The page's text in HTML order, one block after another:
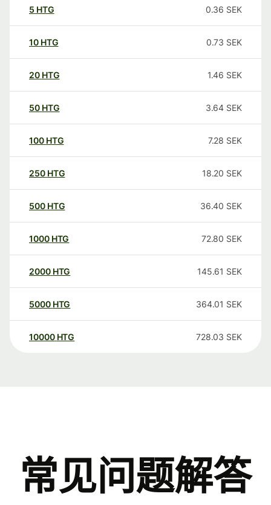
5 HTG 0.36 SEK
10 HTG 0.73 SEK
20 HTG 1.46 SEK
50 HTG 3.64 SEK
100 HTG 7.28 SEK
250 HTG 18.20 SEK
500 HTG 36.40 SEK
1000 HTG 72.80 SEK
2000 HTG 145.61 SEK
5000 HTG 364.01 SEK
10000 HTG 728.03 SEK
常见问题解答